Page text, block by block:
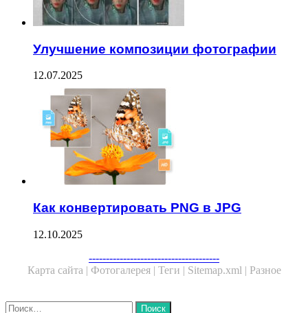
Улучшение композиции фотографии
12.07.2025
Как конвертировать PNG в JPG
12.10.2025
--------------------------------------
Карта сайта | Фотогалерея | Теги | Sitemap.xml | Разное
Close
Найти: